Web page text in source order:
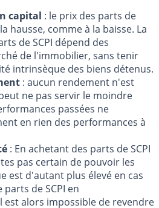
capital : le prix des parts de
hausse, comme à la baisse. La
de SCPI dépend des
de l'immobilier, sans tenir
intrinsèque des biens détenus.
: aucun rendement n'est
ne pas servir le moindre
passées ne
en rien des performances à
: En achetant des parts de SCPI
pas certain de pouvoir les
est d'autant plus élevé en cas
de SCPI en
est alors impossible de revendre